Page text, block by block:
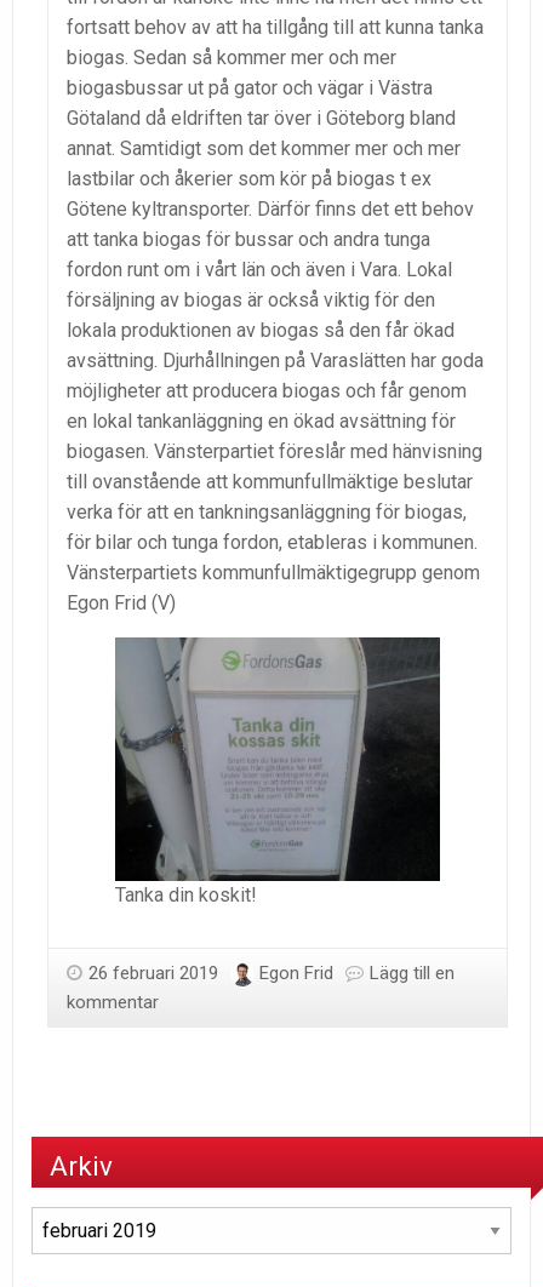
fortsatt behov av att ha tillgång till att kunna tanka
biogas. Sedan så kommer mer och mer
biogasbussar ut på gator och vägar i Västra
Götaland då eldriften tar över i Göteborg bland
annat. Samtidigt som det kommer mer och mer
lastbilar och åkerier som kör på biogas t ex
Götene kyltransporter. Därför finns det ett behov
att tanka biogas för bussar och andra tunga
fordon runt om i vårt län och även i Vara. Lokal
försäljning av biogas är också viktig för den
lokala produktionen av biogas så den får ökad
avsättning. Djurhållningen på Varaslätten har goda
möjligheter att producera biogas och får genom
en lokal tankanläggning en ökad avsättning för
biogasen. Vänsterpartiet föreslår med hänvisning
till ovanstående att kommunfullmäktige beslutar
verka för att en tankningsanläggning för biogas,
för bilar och tunga fordon, etableras i kommunen.
Vänsterpartiets kommunfullmäktigegrupp genom
Egon Frid (V)
Tanka din koskit!
26 februari 2019 Egon Frid
Lägg till en
kommentar
Arkiv
Arkiv